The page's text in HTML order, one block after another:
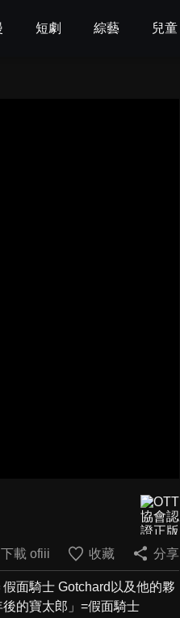
短劇 綜藝 兒童
下載 ofiii 收藏 分享
面騎士 Gotchard以及他的夥
的寶太郎」=假面騎士